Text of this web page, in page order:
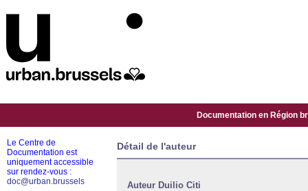
Documentation en Région
Détail de l'auteur
Auteur Duilio Citi
Le Centre de
Documentation est
uniquement accessible
sur rendez-vous :
doc@urban.brussels